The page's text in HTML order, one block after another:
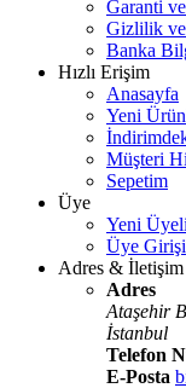
Garanti
Gizlilik
Banka
Hızlı Erişim
Anasayfa
Yeni
Müşteri
Sepetim
Üye
Yeni
Üye Girişi
Adres & İletişim
Adres
Ataşehir
İstanbul
Telefon
E-Posta